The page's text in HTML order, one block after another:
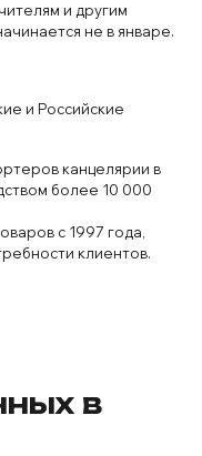
и другим
не в январе.
и Российские
канцелярии в
более 10 000
с 1997 года,
клиентов.
в